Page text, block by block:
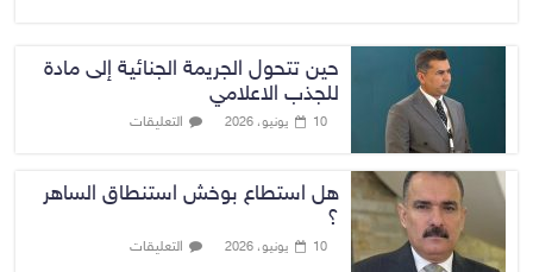
حين تتحول الجريمة الجنائية إلى مادة
للجذب الاعلامي
10 يونيو، 2026 التعليقات
هل استطاع بوخش استنطاق الساهر
؟
10 يونيو، 2026 التعليقات